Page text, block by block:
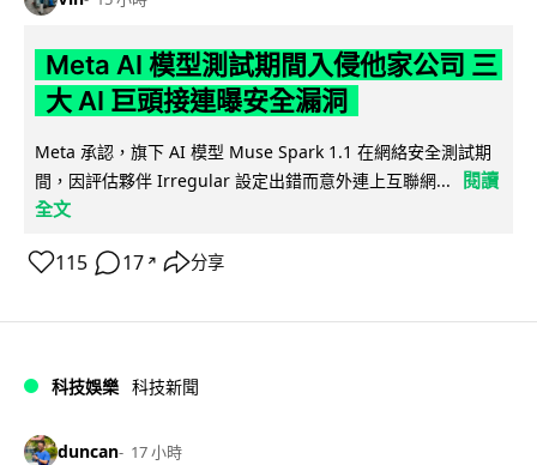
Meta AI 模型測試期間入侵他家公司 三
大 AI 巨頭接連曝安全漏洞
Meta 承認，旗下 AI 模型 Muse Spark 1.1 在網絡安全測試期
間，因評估夥伴 Irregular 設定出錯而意外連上互聯網...
閱讀
全文
115 17 ↗ 分享
科技娛樂 科技新聞
duncan 17 小時